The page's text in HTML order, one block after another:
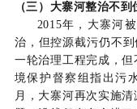
（三）大寨河整治不到
2015年，大寨河
治，但控源截污仍不
一轮治理工程完成，
境保护督察组指出污
月，大寨河再次实施